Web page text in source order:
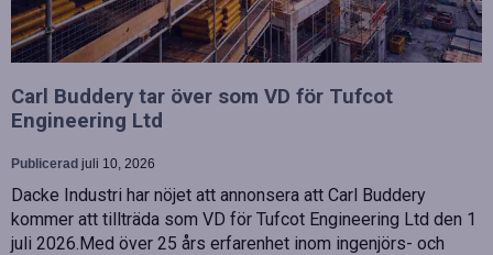
Carl Buddery tar över som VD för Tufcot
Engineering Ltd
Publicerad juli 10, 2026
Dacke Industri har nöjet att annonsera att Carl Buddery
kommer att tillträda som VD för Tufcot Engineering Ltd den 1
juli 2026.Med över 25 års erfarenhet inom ingenjörs- och